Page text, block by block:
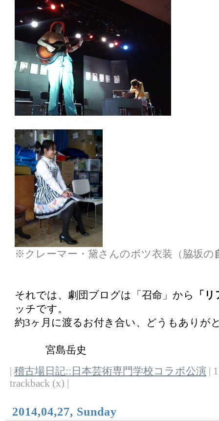
※クレーマー・黛さんのボツ衣装（脇坂の
それでは、劇団ブログは「召命」から
「
ッチです。
約3ヶ月に渡るお付き合い、どうもありが
宮島岳史
稽古場日記::日本芸術専門学校コラボ公演 |
trackback (x) |
2014,04,27, Sunday